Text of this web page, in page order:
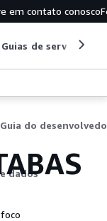
em contato conosco
Guias de serviço
dados